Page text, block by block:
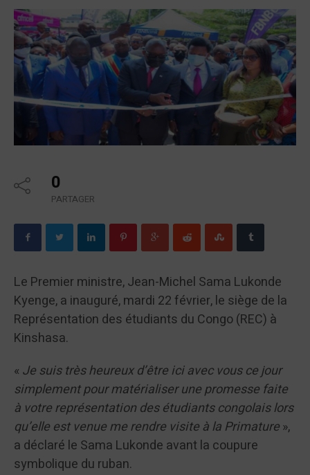
0
PARTAGER
Le Premier ministre, Jean-Michel Sama Lukonde
Kyenge, a inauguré, mardi 22 février, le siège de la
Représentation des étudiants du Congo (REC) à
Kinshasa.
« Je suis très heureux d’être ici avec vous ce jour
simplement pour matérialiser une promesse faite
à votre représentation des étudiants congolais lors
qu’elle est venue me rendre visite à la Primature»,
a déclaré le Sama Lukonde avant la coupure
symbolique du ruban.